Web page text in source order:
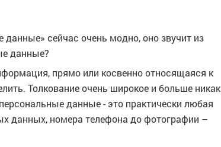
сейчас очень модно, оно звучит из
данные?
прямо или косвенно относящаяся к
Толкование очень широкое и больше никак
данные - это практически любая
данных, номера телефона до фотографии –